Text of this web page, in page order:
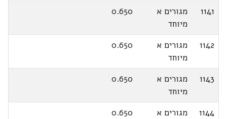
1141
מגורים א
מיוחד
0.650
1142
מגורים א
מיוחד
0.650
1143
מגורים א
מיוחד
0.650
1144
מגורים א
0.650